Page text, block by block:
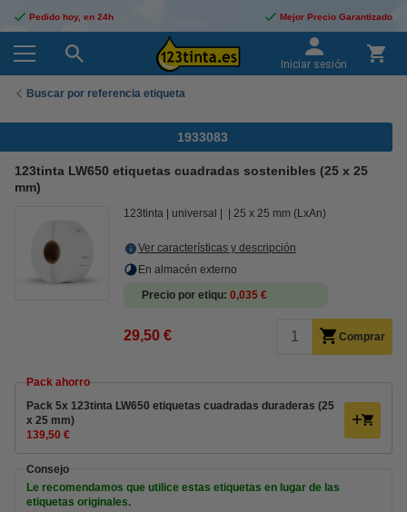
Pedido hoy, en 24h Mejor Precio Garantizado
Iniciar sesión
Buscar por referencia etiqueta
1933083
123tinta LW650 etiquetas cuadradas sostenibles (25 x 25
mm)
123tinta universal 25 x 25 mm (LxAn)
Ver características y descripción
En almacén externo
Precio por etiqu 0,035 €
29,50 € Comprar
Pack ahorro
Pack 5x 123tinta LW650 etiquetas cuadradas duraderas (25
x 25 mm)
139,50 €
Consejo
Le recomendamos que utilice estas etiquetas en lugar de las
etiquetas originales.